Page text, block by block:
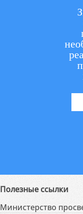
Полезные ссылки
Министерство